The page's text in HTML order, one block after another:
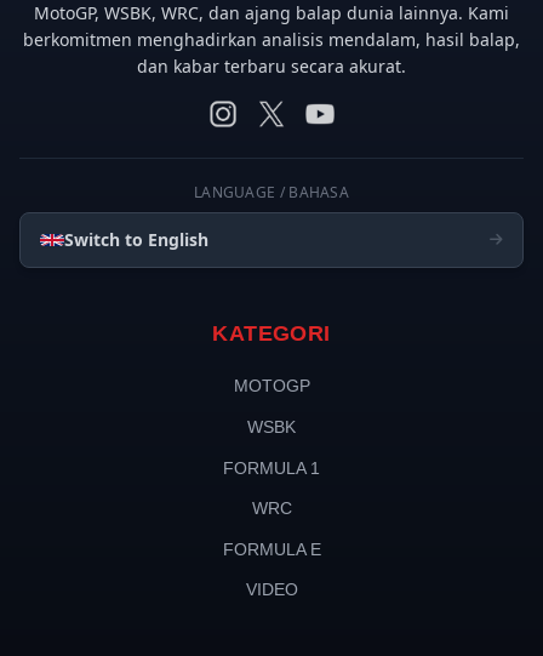
MotoGP, WSBK, WRC, dan ajang balap dunia lainnya. Kami
berkomitmen menghadirkan analisis mendalam, hasil balap,
dan kabar terbaru secara akurat.
LANGUAGE / BAHASA
Switch to English
KATEGORI
MOTOGP
WSBK
FORMULA 1
WRC
FORMULA E
VIDEO